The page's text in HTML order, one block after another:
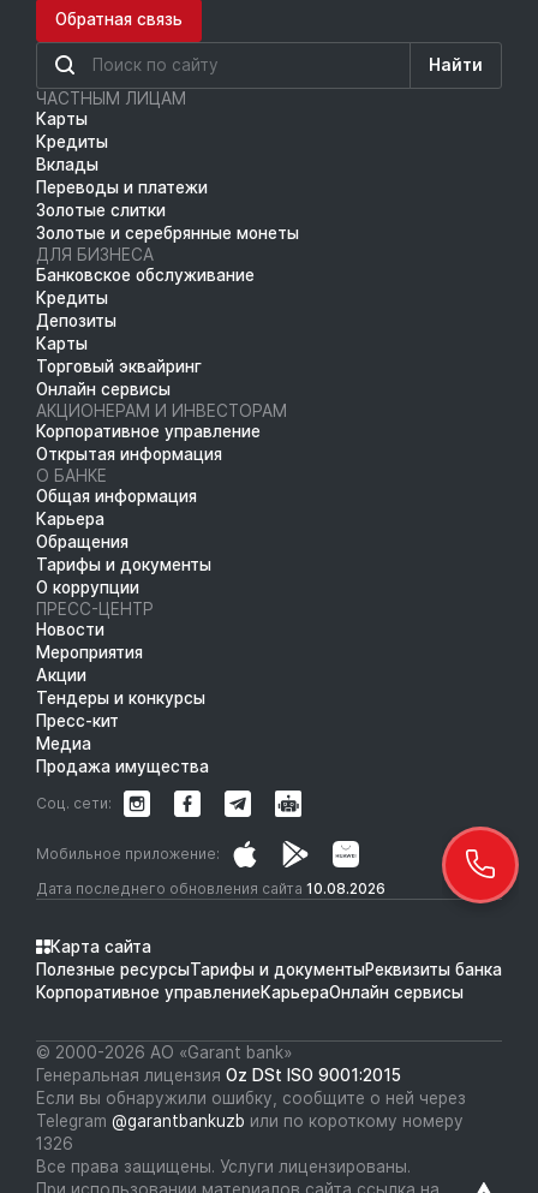
Обратная связь
Найти
ЧАСТНЫМ ЛИЦАМ
Карты
Кредиты
Вклады
Переводы и платежи
Золотые слитки
Золотые и серебрянные монеты
ДЛЯ БИЗНЕСА
Банковское обслуживание
Кредиты
Депозиты
Карты
Торговый эквайринг
Онлайн сервисы
АКЦИОНЕРАМ И ИНВЕСТОРАМ
Корпоративное управление
Открытая информация
О БАНКЕ
Общая информация
Карьера
Обращения
Тарифы и документы
О коррупции
ПРЕСС-ЦЕНТР
Новости
Мероприятия
Акции
Тендеры и конкурсы
Пресс-кит
Медиа
Продажа имущества
Дата последнего обновления сайта 10.08.2026
Мобильное приложение:
Соц. сети:
Карта сайта
Полезные ресурсыТарифы и документыРеквизиты банка
Корпоративное управлениеКарьераОнлайн сервисы
© 2000-2026 АО «Garant bank»
Генеральная лицензия Oz DSt ISO 9001:2015
Если вы обнаружили ошибку, сообщите о ней через
Telegram @garantbankuzb или по короткому номеру
1326
Все права защищены. Услуги лицензированы.
При использовании материалов сайта ссылка на